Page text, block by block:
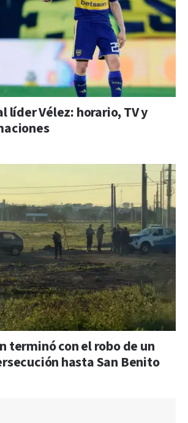
líder Vélez: horario, TV y
terminó con el robo de un
hasta San Benito